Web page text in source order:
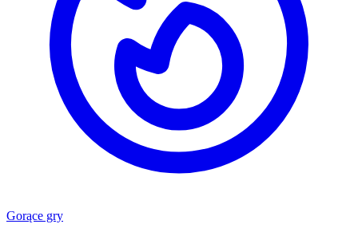
Gorące gry